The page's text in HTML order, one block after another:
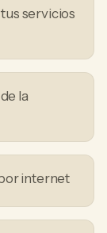
servicios
la
internet